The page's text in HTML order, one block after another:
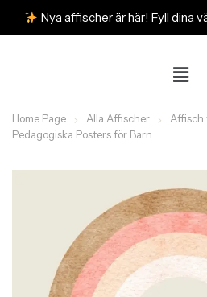
Nya affischer är här! Fyll dina
Home Page Alla Affischer
Affisch
Pedagogiska Posters för Barn